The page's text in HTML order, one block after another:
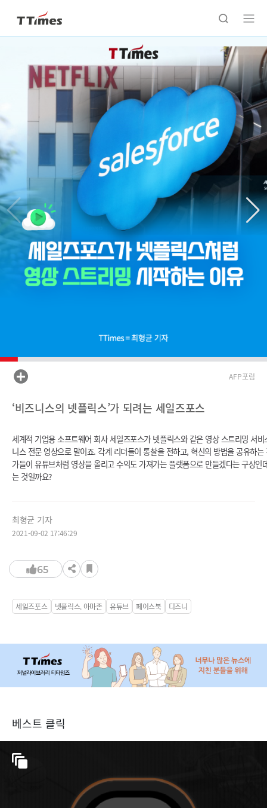
AFP포럼
‘비즈니스의 넷플릭스’가 되려는 세일즈포스
세계적 기업용 소프트웨어 회사 세일즈포스가 넷플릭스와 같은 영상 스트리밍 서
니스 전문 영상으로 말이죠. 각계 리더들이 통찰을 전하고, 혁신의 방법을 공유하
가들이 유튜브처럼 영상을 올리고 수익도 가져가는 플랫폼으로 만들겠다는 구상
는 것일까요?
최형균 기자
2021-09-02 17:46:29
65
세일즈포스 넷플릭스. 아마존 유튜브 페이스북 디즈니
베스트 클릭